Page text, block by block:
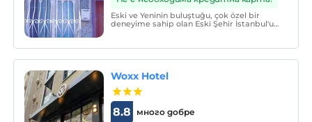
Eski ve Yeninin buluştuğu, çok özel bir
deneyime sahip olan Eski Şehir İstanbul'un
Old City, Sultanahmet, Galata, Taksim,
Beyoğlu, Eminönü, Beyazıt, Laleli'nin
Woxx Hotel
много добре
8.8